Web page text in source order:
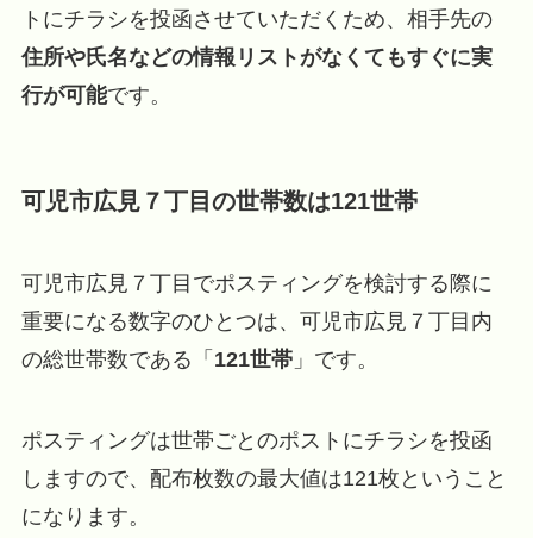
トにチラシを投函させていただくため、相手先の
住所や氏名などの情報リストがなくてもすぐに実
行が可能です。
可児市広見７丁目の世帯数は121世帯
可児市広見７丁目でポスティングを検討する際に
重要になる数字のひとつは、可児市広見７丁目内
の総世帯数である「 121世帯」です。
ポスティングは世帯ごとのポストにチラシを投函
しますので、配布枚数の最大値は121枚ということ
になります。